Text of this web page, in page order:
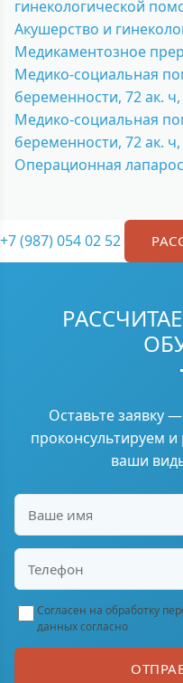
гинекологической
Акушерство и
Медикаментозное
Медико-социальная
беременности, 72 ак.
Медико-социальная
беременности, 72 ак.
Операционная
+7 (987) 054 02 52
Оставьте заявку
проконсультируем
ваши
Согласен на обработку
данных согласно